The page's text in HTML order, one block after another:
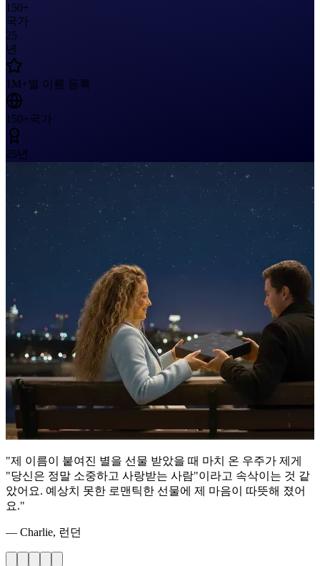
150+
국가
25
년
1M+별 이름 등록
150+국가
25년
"제 이름이 붙여진 별을 선물 받았을 때 마치 온 우주가 제게
"당신은 정말 소중하고 사랑받는 사람"이라고 속삭이는 것 같
았어요. 예상치 못한 로맨틱한 선물에 제 마음이 따뜻해 졌어
요."
— Charlie, 런던